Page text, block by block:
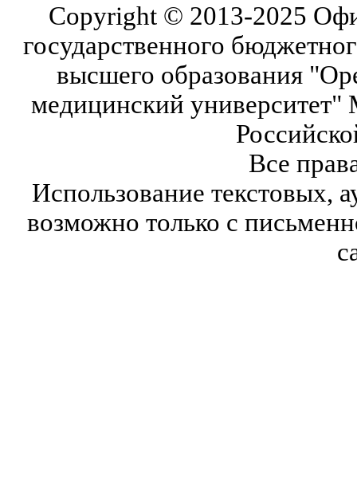
Copyright © 2013-2025
государственного
высшего образования
медицинский университет"
Все
Использование текстовых,
возможно только с